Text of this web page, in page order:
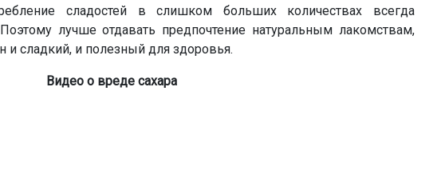
сладостей в слишком больших количествах всегда
лучше отдавать предпочтение натуральным лакомствам,
и сладкий, и полезный для здоровья.
Видео о вреде сахара